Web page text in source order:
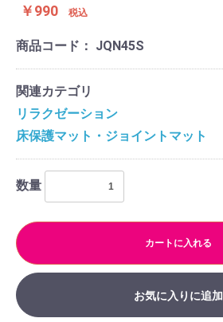
￥990 税込
商品コード： JQN45S
関連カテゴリ
リラクゼーション
床保護マット・ジョイントマット
数量
カートに入れる
お気に入りに追加